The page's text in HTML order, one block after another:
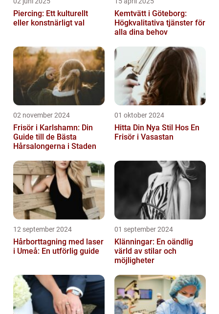
Piercing: Ett kulturellt
eller konstnärligt val
Kemtvätt i Göteborg:
Högkvalitativa tjänster för
alla dina behov
02 november 2024
Frisör i Karlshamn: Din
Guide till de Bästa
Hårsalongerna i Staden
01 oktober 2024
Hitta Din Nya Stil Hos En
Frisör i Vasastan
12 september 2024
Hårborttagning med laser
i Umeå: En utförlig guide
01 september 2024
Klänningar: En oändlig
värld av stilar och
möjligheter